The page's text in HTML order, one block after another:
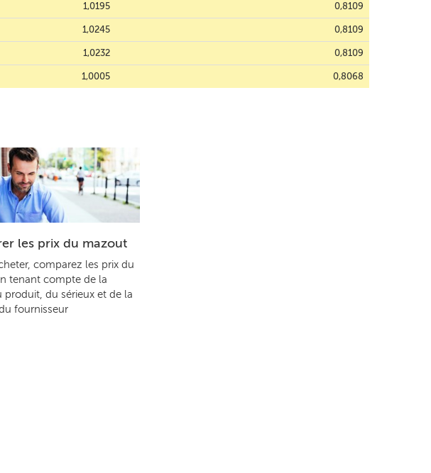
1,0195 0,8109
1,0245 0,8109
1,0232 0,8109
1,0005 0,8068
les prix du mazout
comparez les prix du
tenant compte de la
produit, du sérieux et de la
fournisseur